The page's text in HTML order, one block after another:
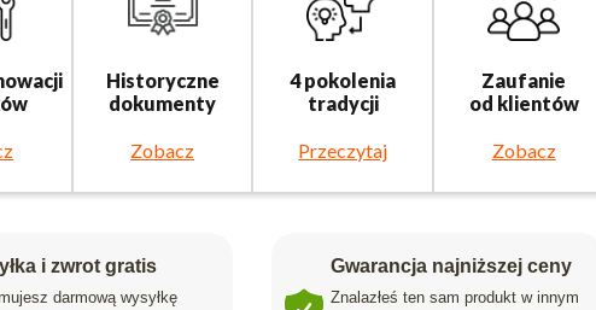
Historyczne
dokumenty
Zobacz
4 pokolenia
tradycji
Przeczytaj
Zaufanie
od klientów
Zobacz
i zwrot gratis
darmową wysyłkę
Gwarancja najniższej ceny
Znalazłeś ten sam produkt w innym